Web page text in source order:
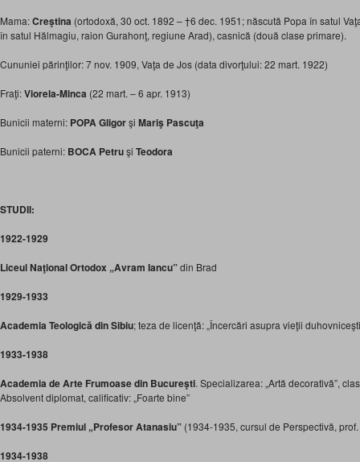
Mama:Creştina (ortodoxă, 30 oct. 1892 – †6 dec. 1951; născută Popa în satul
în satul Hălmagiu, raion Gurahonţ, regiune Arad), casnică (două clase primare).
Cununiei părinţilor: 7 nov. 1909, Vaţa de Jos (data divorţului: 22 mart. 1922)
Fraţi:Viorela-Minca (22 mart. – 6 apr. 1913)
Bunicii materni: POPA Gligorşi Mariş Pascuţa
Bunicii paterni: BOCA Petruşi Teodora
STUDII:
1922-1929
Liceul Naţional Ortodox „Avram Iancu”din Brad
1929-1933
Academia Teologică din Sibiu; teza de licenţă: „Încercări asupra vieţii
1933-1938
Academia de Arte Frumoase din Bucureşti. Specializarea: „Artă decorativă”,
Absolvent diplomat, calificativ: „Foarte bine”
1934-1935 Premiul „Profesor Atanasiu” (1934-1935, cursul de Perspectivă,
1934-1938